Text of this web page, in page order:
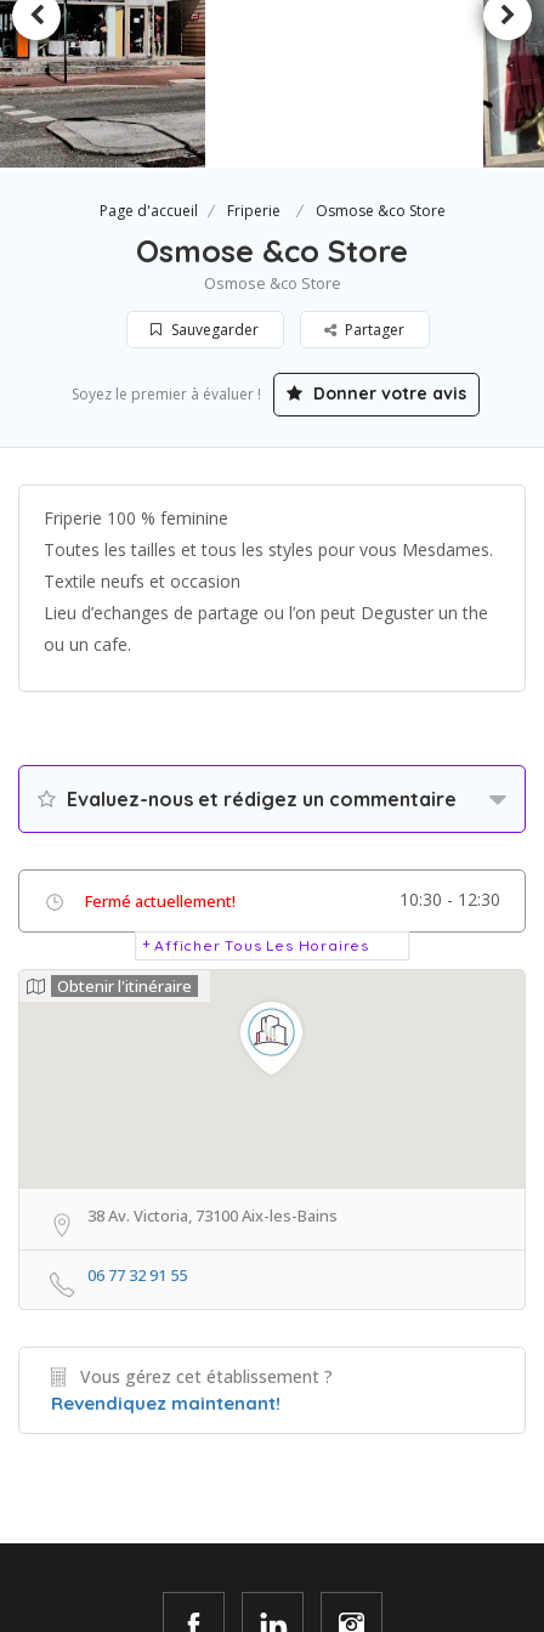
Page d'accueil Friperie Osmose &co Store
Osmose &co Store
Osmose &co Store
Sauvegarder Partager
Soyez le premier à évaluer ! Donner votre avis
Friperie 100 % feminine
Toutes les tailles et tous les styles pour vous Mesdames.
Textile neufs et occasion
Lieu d’echanges de partage ou l’on peut Deguster un the
ou un cafe.
Evaluez-nous et rédigez un commentaire
Fermé actuellement! 10:30 - 12:30
Afficher Tous Les Horaires
Obtenir l'itinéraire
38 Av. Victoria, 73100 Aix-les-Bains
06 77 32 91 55
Vous gérez cet établissement ?
Revendiquez maintenant!